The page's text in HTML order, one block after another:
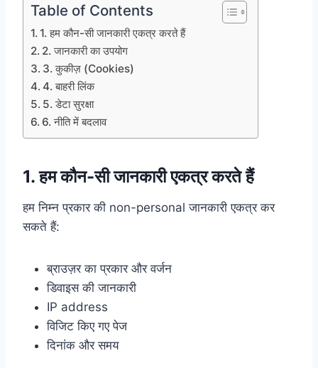
Table of Contents
1. हम कौन-सी जानकारी एकत्र करते हैं
2. जानकारी का उपयोग
3. कुकीज़ (Cookies)
4. बाहरी लिंक
5. डेटा सुरक्षा
6. नीति में बदलाव
1. हम कौन-सी जानकारी एकत्र करते हैं
हम निम्न प्रकार की non-personal जानकारी एकत्र कर
सकते हैं:
ब्राउज़र का प्रकार और वर्जन
डिवाइस की जानकारी
IP address
विजिट किए गए पेज
दिनांक और समय